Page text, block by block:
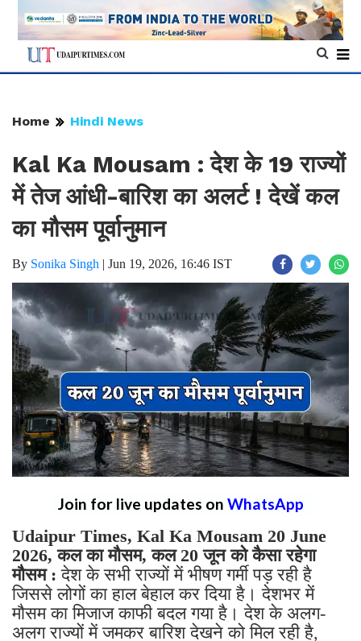
Home Hindi News
Kal Ka Mousam : देश के 19 राज्यों
में तेज आंधी-बारिश का अलर्ट ! देखें कल
का मौसम पूर्वानुमान
By Sonika Singh | Jun 19, 2026, 16:46 IST
Join for live updates on WhatsApp
Udaipur Times, Kal Ka Mousam 20 June
2026, कल का मौसम, कल 20 जून को कैसा रहेगा
मौसम :देश के सभी राज्यों में भीषण गर्मी पड़ रही है
जिससे लोगों का हाल बेहाल कर दिया है। देशभर में
मौसम का मिजाज काफी बदल गया है। देश के अलग-
अलग राज्यों में जमकर बारिश देखने को मिल रही है,